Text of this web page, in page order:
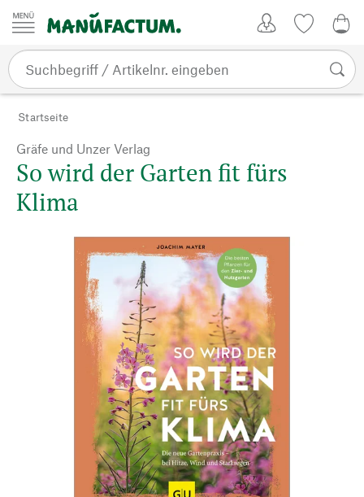
Zum Inhalt springen
Startseite
Gräfe und Unzer Verlag
So wird der Garten fit fürs
Klima